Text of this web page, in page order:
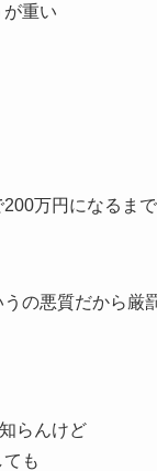
重い
万円になるまで
の悪質だから厳
らんけど
も